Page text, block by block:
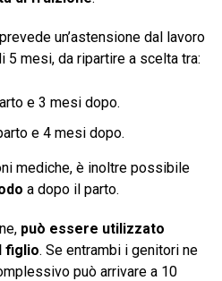
prevede un’astensione dal lavoro
5 mesi, da ripartire a scelta tra:
e 3 mesi dopo.
e 4 mesi dopo.
mediche, è inoltre possibile
a dopo il parto.
può essere utilizzato
figlio. Se entrambi i genitori ne
può arrivare a 10